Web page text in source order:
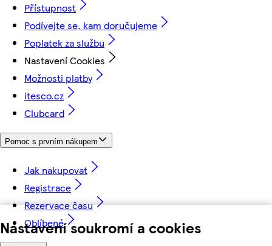
Nastavení soukromí a cookies
Přístupnost
Podívejte se, kam doručujeme
Poplatek za službu
Nastavení Cookies
Možnosti platby
itesco.cz
Clubcard
Pomoc s prvním nákupem
Jak nakupovat
Registrace
Rezervace času
Oblíbené